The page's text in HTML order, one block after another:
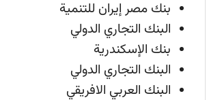
بنك مصر إيران للتنمية
البنك التجاري الدولي
بنك الإسكندرية
البنك التجاري الدولي
البنك العربي الافريقي